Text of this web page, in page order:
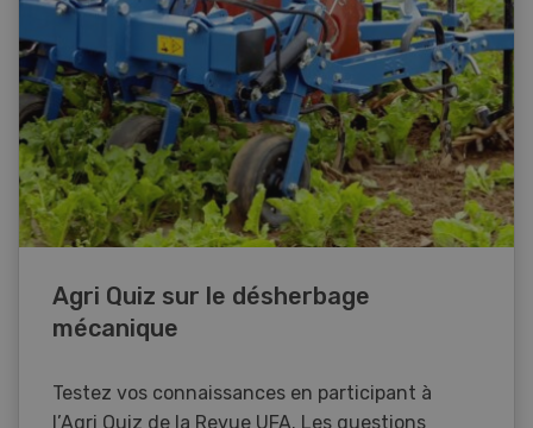
Agri Quiz sur le désherbage
mécanique
Testez vos connaissances en participant à
l’Agri Quiz de la Revue UFA. Les questions